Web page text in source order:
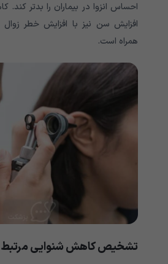
احساس انزوا در بیماران را بدتر کند.
افزایش سن نیز با افزایش خطر
همراه است.
تشخیص کاهش شنوایی مرتبط